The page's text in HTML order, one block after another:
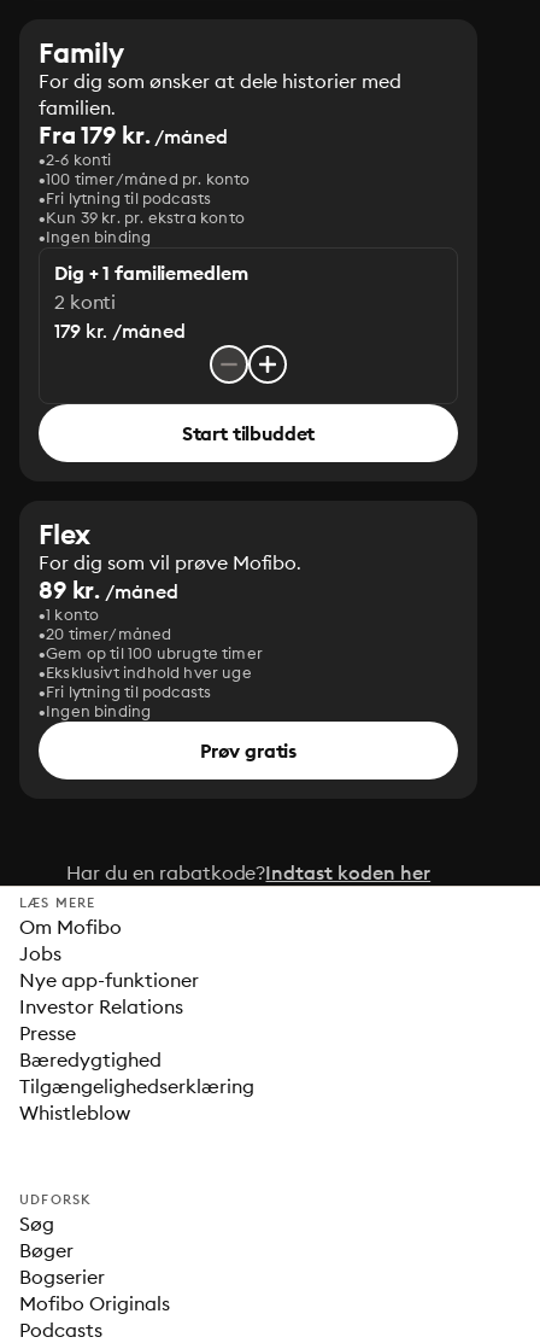
Family
For dig som ønsker at dele historier med
familien.
Fra 179 kr./måned
2-6 konti
100 timer/måned pr. konto
Fri lytning til podcasts
Kun 39 kr. pr. ekstra konto
Ingen binding
Dig + 1 familiemedlem
2 konti
179 kr. /måned
Start tilbuddet
Flex
For dig som vil prøve Mofibo.
89 kr. /måned
1 konto
20 timer/måned
Gem op til 100 ubrugte timer
Eksklusivt indhold hver uge
Fri lytning til podcasts
Ingen binding
Prøv gratis
Har du en rabatkode?Indtast koden her
LÆS MERE
Om Mofibo
Jobs
Nye app-funktioner
Investor Relations
Presse
Bæredygtighed
Tilgængelighedserklæring
Whistleblow
UDFORSK
Søg
Bøger
Bogserier
Mofibo Originals
Podcasts